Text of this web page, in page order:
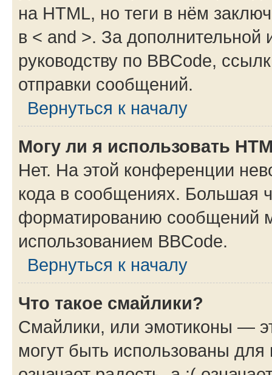
на HTML, но теги в нём
в < and >. За
руководству по BBCode,
отправки сообщений.
Вернуться к началу
Могу ли я использовать
Нет. На этой конференции
кода в сообщениях. Большая
форматированию сообщений
использованием BBCode.
Вернуться к началу
Что такое смайлики?
Смайлики, или эмотиконы —
могут быть использованы